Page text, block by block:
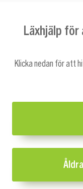
Läxhjälp för
Klicka nedan för att